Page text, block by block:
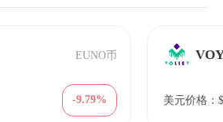
EUNO币
-9.79% 美元价格：